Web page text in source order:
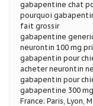
gabapentine chat
pourquoi
fait grossir
gabapentine
neurontin 100 mg
gabapentin pour
acheter neurontin
gabapentin pour
gabapentine 300
France: Paris, Lyon,